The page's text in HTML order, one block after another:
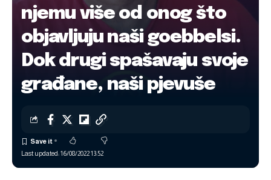
njemu više od onog što
objavljuju naši goebbelsi.
Dok drugi spašavaju svoje
građane, naši pjevuše
Last updated: 16/08/2022 13:52